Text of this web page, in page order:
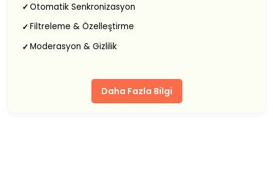
✓ Otomatik Senkronizasyon
✓ Filtreleme & Özelleştirme
✓ Moderasyon & Gizlilik
Daha Fazla Bilgi